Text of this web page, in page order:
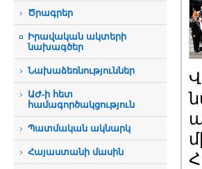
Ծրագրեր
Իրավական ակտերի
նախագծեր
Նախաձեռնություններ
ԱԺ-ի հետ
համագործակցություն
Պատմական ակնարկ
Հայաստանի մասին